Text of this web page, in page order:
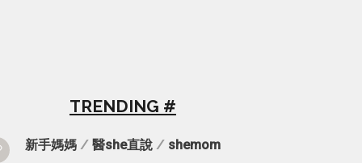
TRENDING #
新手媽媽 / 醫she直說 / shemom